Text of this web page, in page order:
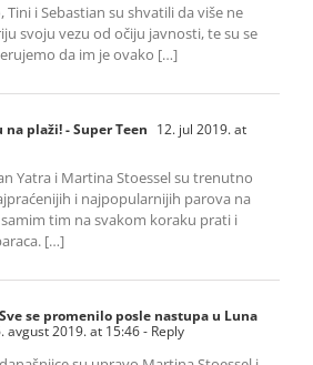
Tini i Sebastian su shvatili da više ne
svoju vezu od očiju javnosti, te su se
da im je ovako […]
plaži! - Super Teen 12. jul 2019. at
Yatra i Martina Stoessel su trenutno
i najpopularnijih parova na
tim na svakom koraku prati i
[…]
se promenilo posle nastupa u Luna
avgust 2019. at 15:46- Reply